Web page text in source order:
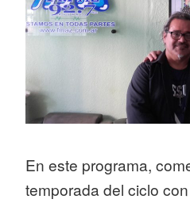
En este programa,
temporada del ciclo